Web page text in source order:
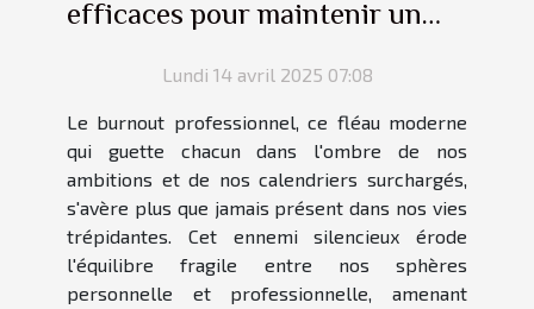
efficaces pour maintenir un
personnelleLundi 14 avril 2025 07:08
Le burnout professionnel, ce fléau moderne
qui guette chacun dans l'ombre de nos
ambitions et de nos calendriers surchargés,
s'avère plus que jamais présent dans nos vies
trépidantes. Cet ennemi silencieux érode
l'équilibre fragile entre nos sphères
personnelle et professionnelle, amenant